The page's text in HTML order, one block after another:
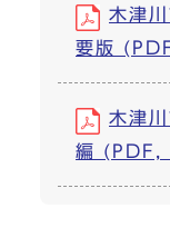
木津
要版
木津
編 (PDF,